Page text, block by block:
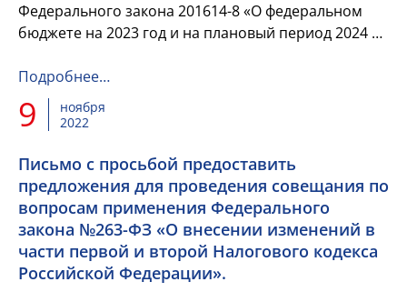
Федерального закона 201614-8 «О федеральном
бюджете на 2023 год и на плановый период 2024 и
Российской Федерации к ...
Подробнее…
9
ноября
2022
Письмо с просьбой предоставить
предложения для проведения совещания по
вопросам применения Федерального
закона №263-ФЗ «О внесении изменений в
части первой и второй Налогового кодекса
Российской Федерации».